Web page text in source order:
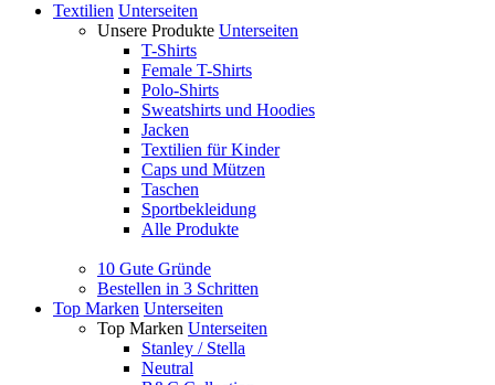
Textilien Unterseiten
Unsere Produkte Unterseiten
T-Shirts
Female T-Shirts
Polo-Shirts
Sweatshirts und Hoodies
Jacken
Textilien für Kinder
Caps und Mützen
Taschen
Sportbekleidung
Alle Produkte
10 Gute Gründe
Bestellen in 3 Schritten
Top Marken Unterseiten
Top Marken Unterseiten
Stanley / Stella
Neutral